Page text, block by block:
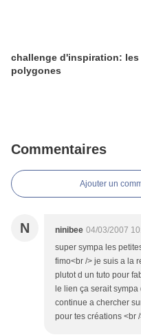
challenge d'inspiration: les
polygones
Commentaires
Ajouter un
N ninibee 04/03/2007
super sympa les
fimo<br /> je suis a la
plutot d un tuto pour
le lien ça serait
continue a chercher
pour tes créations <br